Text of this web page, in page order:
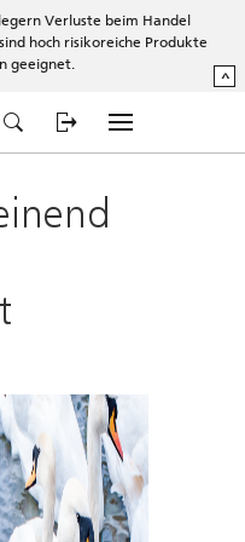
Verluste beim Handel
hoch risikoreiche Produkte
geeignet.
^